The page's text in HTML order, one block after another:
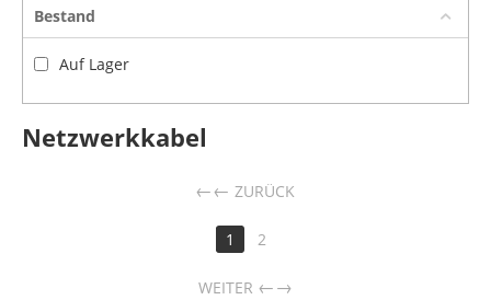
Bestand
Auf Lager
Netzwerkkabel
← ZURÜCK
1 2
WEITER →